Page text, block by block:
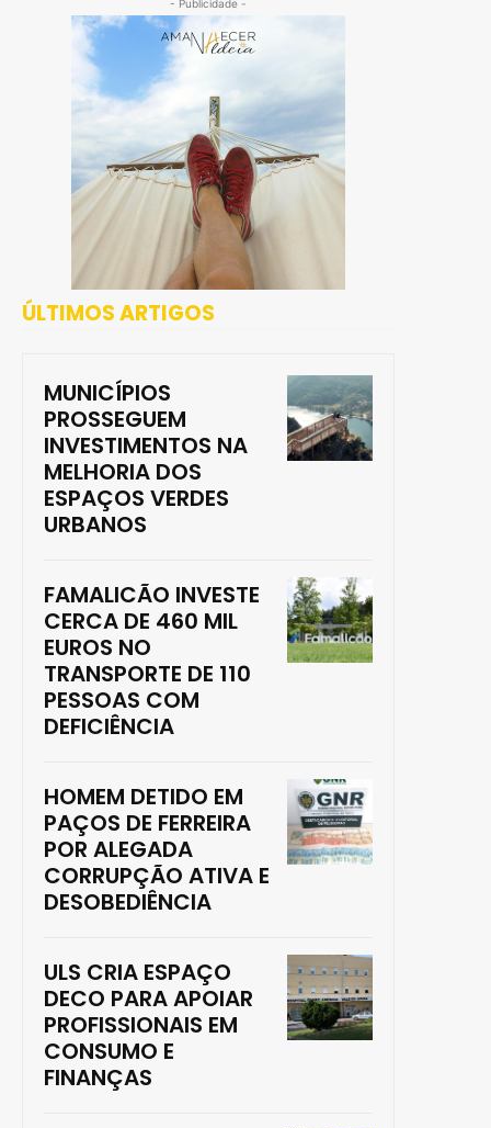
- Publicidade -
ÚLTIMOS ARTIGOS
MUNICÍPIOS
PROSSEGUEM
INVESTIMENTOS NA
MELHORIA DOS
ESPAÇOS VERDES
URBANOS
FAMALICÃO INVESTE
CERCA DE 460 MIL
EUROS NO
TRANSPORTE DE 110
PESSOAS COM
DEFICIÊNCIA
HOMEM DETIDO EM
PAÇOS DE FERREIRA
POR ALEGADA
CORRUPÇÃO ATIVA E
DESOBEDIÊNCIA
ULS CRIA ESPAÇO
DECO PARA APOIAR
PROFISSIONAIS EM
CONSUMO E
FINANÇAS